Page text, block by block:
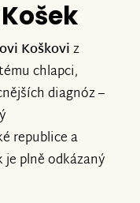
Koškoviz
chlapci,
diagnóz –
republice a
je plně odkázaný